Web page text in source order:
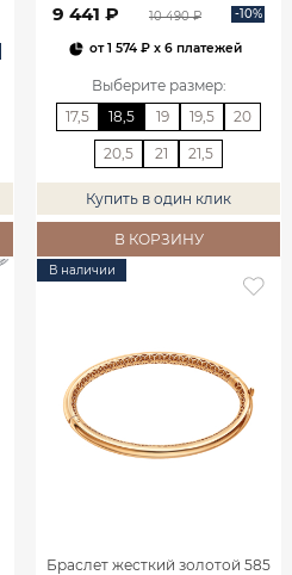
9 441 ₽ 10 490 ₽ -10%
от1 574 ₽ x 6 платежей
Выберите размер:
17,5
18,5 19 19,5 20
20,5 21 21,5
Купить в один клик
В КОРЗИНУ
В наличии
Браслет жесткий золотой 585